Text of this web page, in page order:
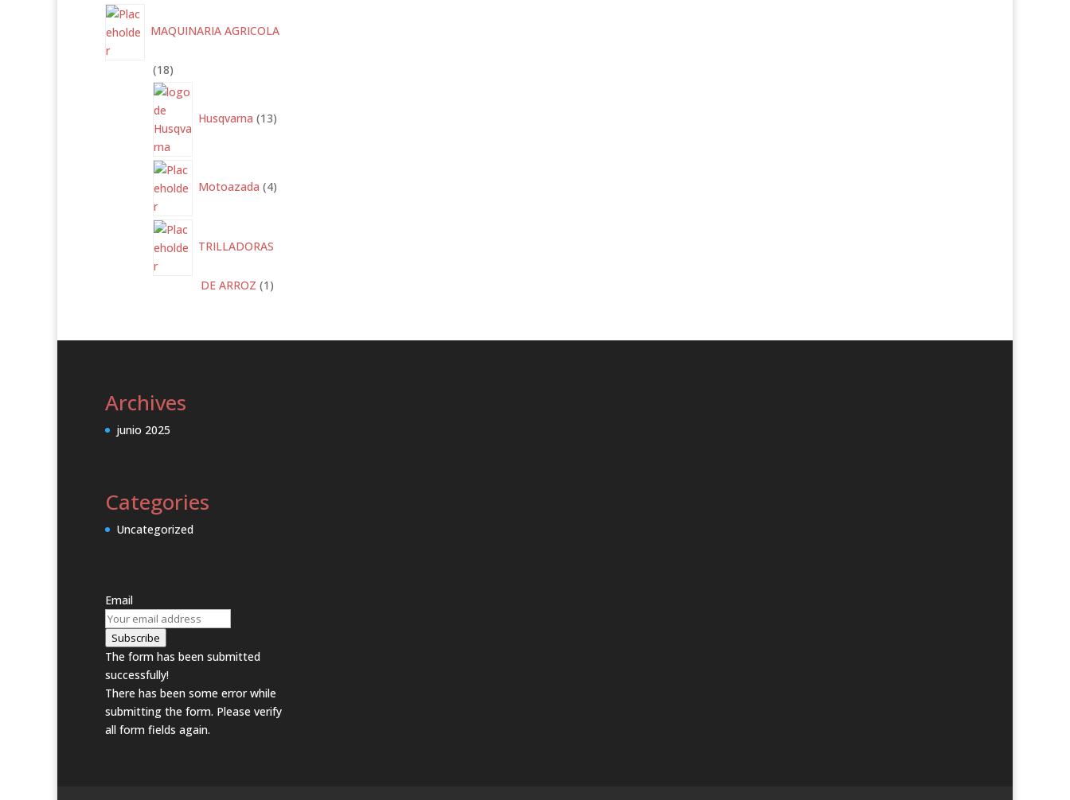
MAQUINARIA AGRICOLA
1818
productos
Husqvarna 13
Motoazada 4productos
TRILLADORAS
DE ARROZ 1 1
Archives
junio 2025
Categories
Uncategorized
Email
Subscribe
The form has been submitted
successfully!
There has been some error while
submitting the form. Please verify
all form fields again.